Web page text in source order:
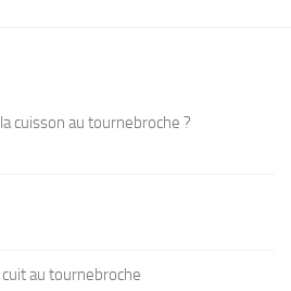
cuisson au tournebroche ?
au tournebroche